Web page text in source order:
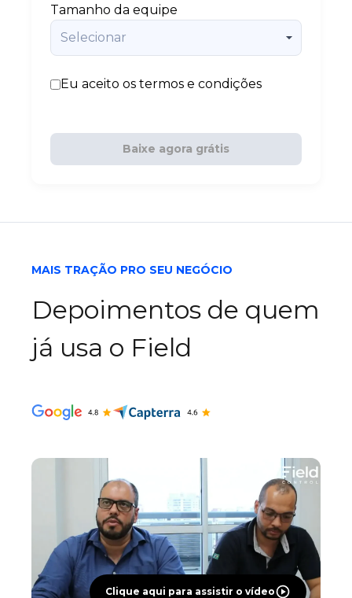
Tamanho da equipe
Eu aceito os termos e condições
Baixe agora grátis
MAIS TRAÇÃO PRO SEU NEGÓCIO
Depoimentos de quem
já usa o Field
Clique aqui para assistir o vídeo